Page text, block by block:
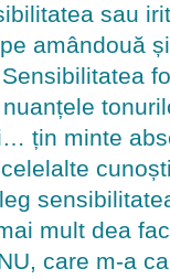
sau
amândouă
țin minte
mult dea
care m-a